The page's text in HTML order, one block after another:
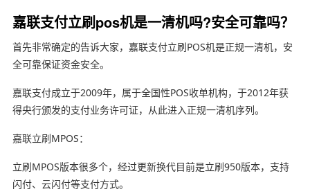
嘉联支付立刷pos机是一清机吗?安全可靠吗？
首先非常确定的告诉大家，嘉联支付立刷POS机是正规一清机，安
全可靠保证资金安全。
嘉联支付成立于2009年，属于全国性POS收单机构，于2012年获
得央行颁发的支付业务许可证，从此进入正规一清机序列。
嘉联立刷MPOS：
立刷MPOS版本很多个，经过更新换代目前是立刷950版本，支持
闪付、云闪付等支付方式。